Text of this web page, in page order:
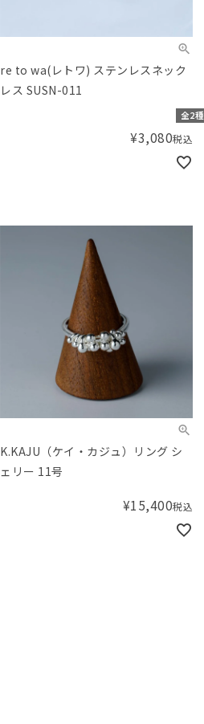
re to wa(レトワ) ステンレスネック
レス SUSN-011
全2種
¥3,080税込
K.KAJU（ケイ・カジュ）リング シ
ェリー 11号
¥15,400税込